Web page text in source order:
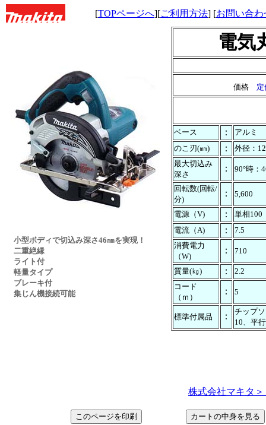
株式会社マキタ
小型ボディで切込み深さ46㎜を実現！
二重絶縁
ライト付
軽量タイプ
ブレーキ付
集じん機接続可能
電気
価格 定
ベース ：
アルミ
のこ刃(㎜)
：
外径：
最大切込み
深さ
： 90°時：
回転数(回転/
分)
： 5,600
電源（V) ：
単相100
電流（A)
：
7.5
消費電力
（W)
： 710
質量(㎏) ：
2.2
コード
（ｍ）
： 5
標準付属品 ：
チップ
10、平
[TOPページへ][ご利用方法] [お問い合わ